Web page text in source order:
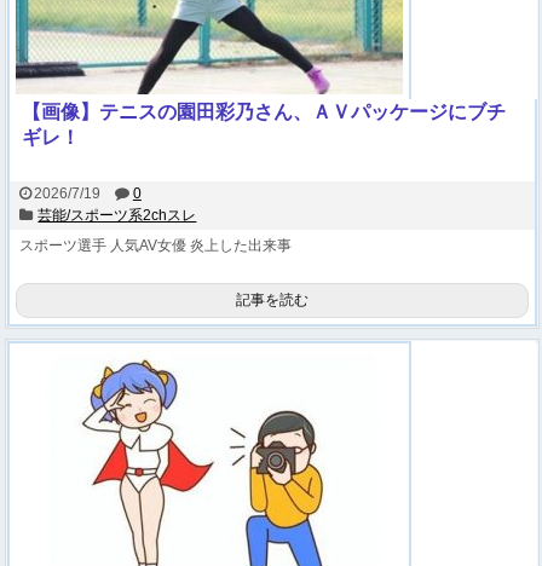
【画像】テニスの園田彩乃さん、ＡＶパッケージにブチ
ギレ！
2026/7/19
0
芸能/スポーツ系2chスレ
スポーツ選手 人気AV女優 炎上した出来事
記事を読む